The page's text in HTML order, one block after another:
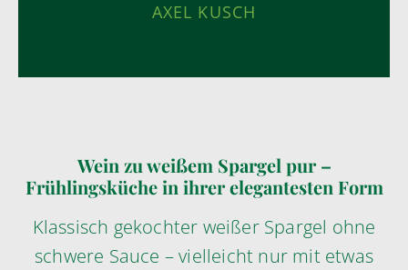
AXEL KUSCH
Wein zu weißem Spargel pur –
Frühlingsküche in ihrer elegantesten Form
Klassisch gekochter weißer Spargel ohne
schwere Sauce – vielleicht nur mit etwas